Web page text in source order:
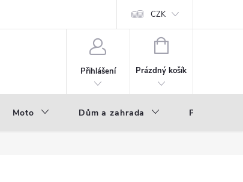
CZK
Přihlášení
NÁKUPNÍ
Prázdný košík
Moto Dům a zahrada